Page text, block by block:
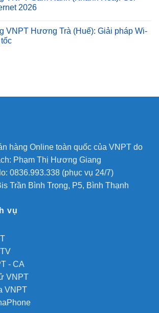
2026
VNPT Hương Trà (Huế): Giải pháp Wi-
hàng Online toàn quốc của VNPT do
Phạm Thị Hương Giang
0836.993.338 (phục vụ 24/7)
Trần Bình Trọng, P5, Bình Thạnh
vụ
- CA
VNPT
VNPT